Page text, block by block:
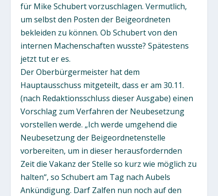
für Mike Schubert vorzuschlagen. Vermutlich,
um selbst den Posten der Beigeordneten
bekleiden zu können. Ob Schubert von den
internen Machenschaften wusste? Spätestens
jetzt tut er es.
Der Oberbürgermeister hat dem
Hauptausschuss mitgeteilt, dass er am 30.11.
(nach Redaktionsschluss dieser Ausgabe) einen
Vorschlag zum Verfahren der Neubesetzung
vorstellen werde. „Ich werde umgehend die
Neubesetzung der Beigeordnetenstelle
vorbereiten, um in dieser herausfordernden
Zeit die Vakanz der Stelle so kurz wie möglich zu
halten“, so Schubert am Tag nach Aubels
Ankündigung. Darf Zalfen nun noch auf den